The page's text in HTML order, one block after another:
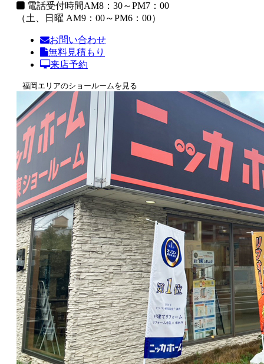
電話受付時間AM8：30～PM7：00
（土、日曜 AM9：00～PM6：00）
お問い合わせ
無料見積もり
来店予約
福岡エリアのショールームを見る